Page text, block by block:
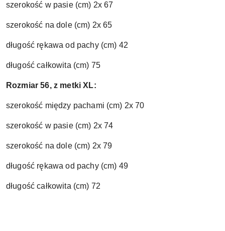
szerokość w pasie (cm) 2x 67
szerokość na dole (cm) 2x 65
długość rękawa od pachy (cm) 42
długość całkowita (cm) 75
Rozmiar 56, z metki XL:
szerokość między pachami (cm) 2x 70
szerokość w pasie (cm) 2x 74
szerokość na dole (cm) 2x 79
długość rękawa od pachy (cm) 49
długość całkowita (cm) 72